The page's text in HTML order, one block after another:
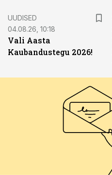
UUDISED
04.08.26, 10:18
Vali Aasta
Kaubandustegu 2026!